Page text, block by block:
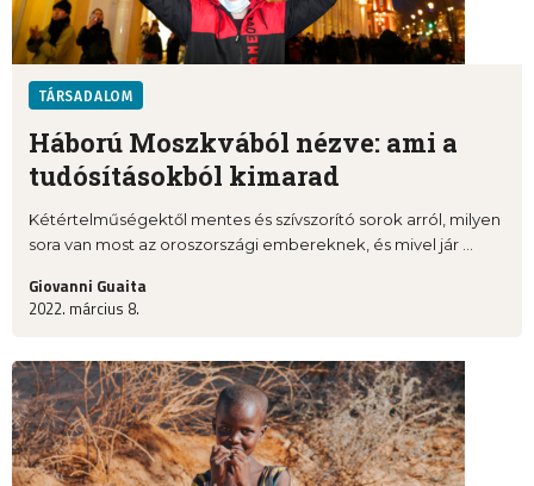
TÁRSADALOM
Háború Moszkvából nézve: ami a
tudósításokból kimarad
Kétértelműségektől mentes és szívszorító sorok arról, milyen
sora van most az oroszországi embereknek, és mivel jár ...
Giovanni Guaita
2022. március 8.